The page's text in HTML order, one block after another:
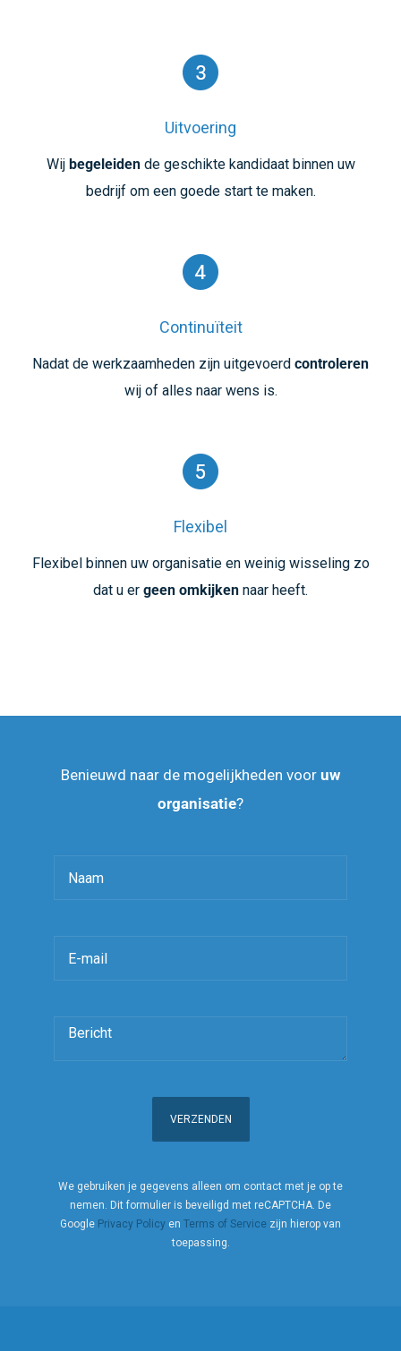
Uitvoering
Wij begeleidende geschikte kandidaat binnen uw
bedrijf om een goede start te maken.
Continuïteit
Nadat de werkzaamheden zijn uitgevoerd controleren
wij of alles naar wens is.
Flexibel
Flexibel binnen uw organisatie en weinig wisseling zo
dat u er geen omkijken naar heeft.
Benieuwd naar de mogelijkheden voor uw
organisatie?
We gebruiken je gegevens alleen om contact met je op te
nemen. Dit formulier is beveiligd met reCAPTCHA. De
Google Privacy Policy en Terms of Service zijn hierop van
toepassing.